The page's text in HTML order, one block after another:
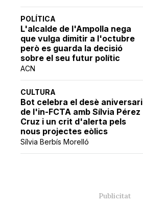
POLÍTICA
L'alcalde de l'Ampolla nega
que vulga dimitir a l'octubre
però es guarda la decisió
sobre el seu futur polític
ACN
CULTURA
Bot celebra el desè aniversari
de l'in-FCTA amb Sílvia Pérez
Cruz i un crit d'alerta pels
nous projectes eòlics
Sílvia Berbís Morelló